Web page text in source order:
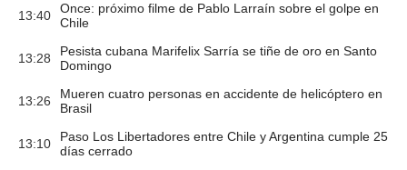
13:40
Once: próximo filme de Pablo Larraín sobre el golpe en
Chile
13:28
Pesista cubana Marifelix Sarría se tiñe de oro en Santo
Domingo
13:26
Mueren cuatro personas en accidente de helicóptero en
Brasil
13:10
Paso Los Libertadores entre Chile y Argentina cumple 25
días cerrado